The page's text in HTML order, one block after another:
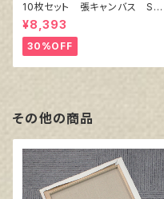
10枚セット 張キャンバス Sn
owWhite SPC（綿・ポリエステ
ル）F6 410㎜×318㎜
¥8,393
30%OFF
その他の商品